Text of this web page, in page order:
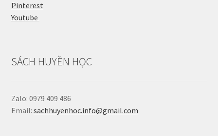
Pinterest
Youtube
SÁCH HUYỀN HỌC
Zalo: 0979 409 486
Email: sachhuyenhoc.info@gmail.com